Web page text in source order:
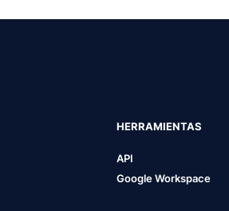
HERRAMIENTAS
API
Google Workspace